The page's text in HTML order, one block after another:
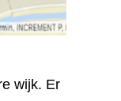
wijk. Er